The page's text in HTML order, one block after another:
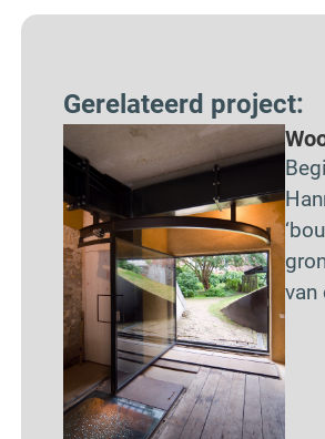
Gerelateerd project:
van